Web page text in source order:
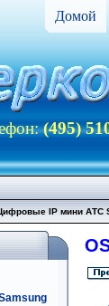
Домой
(495)
IP мини АТС